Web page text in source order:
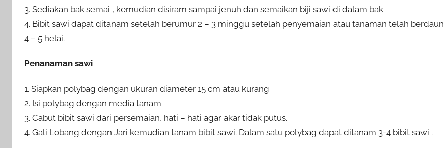
3. Sediakan bak semai , kemudian disiram sampai jenuh dan semaikan biji sawi di dalam bak
4. Bibit sawi dapat ditanam setelah berumur 2 – 3 minggu setelah penyemaian atau tanaman telah berdaun
4 – 5 helai.
Penanaman sawi
1. Siapkan polybag dengan ukuran diameter 15 cm atau kurang
2. Isi polybag dengan media tanam
3. Cabut bibit sawi dari persemaian, hati – hati agar akar tidak putus.
4. Gali Lobang dengan Jari kemudian tanam bibit sawi. Dalam satu polybag dapat ditanam 3-4 bibit sawi .